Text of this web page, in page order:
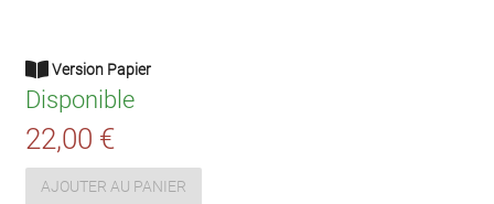
Version Papier
Disponible
22,00 €
AJOUTER AU PANIER